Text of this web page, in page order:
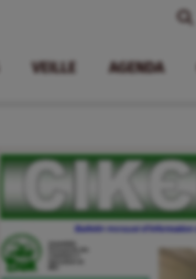
VEILLE AGENDA